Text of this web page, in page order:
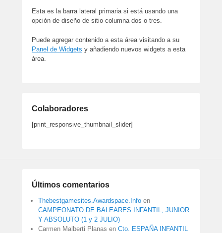
Esta es la barra lateral primaria si está usando una
opción de diseño de sitio columna dos o tres.
Puede agregar contenido a esta área visitando a su
Panel de Widgets y añadiendo nuevos widgets a esta
área.
Colaboradores
[print_responsive_thumbnail_slider]
Últimos comentarios
Thebestgamesites.Awardspace.Info en
CAMPEONATO DE BALEARES INFANTIL, JUNIOR
Y ABSOLUTO (1 y 2 JULIO)
Carmen Malberti Planas en Cto. ESPAÑA INFANTIL